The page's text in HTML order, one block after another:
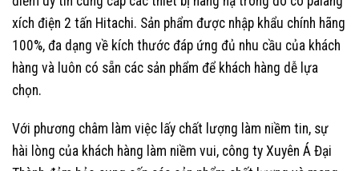
xích điện 2 tấn Hitachi. Sản phẩm được nhập khẩu chính hãng
100%, đa dạng về kích thước đáp ứng đủ nhu cầu của khách
hàng và luôn có sẵn các sản phẩm để khách hàng dễ lựa
chọn.
Với phương châm làm việc lấy chất lượng làm niềm tin, sự
hài lòng của khách hàng làm niềm vui, công ty Xuyên Á Đại